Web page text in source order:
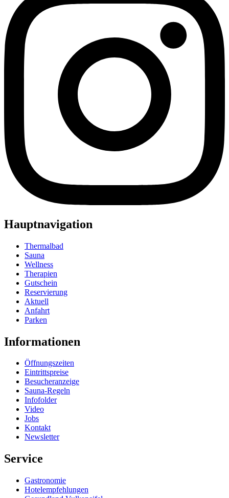
Hauptnavigation
Thermalbad
Sauna
Wellness
Therapien
Gutschein
Reservierung
Aktuell
Anfahrt
Parken
Informationen
Öffnungszeiten
Eintrittspreise
Besucheranzeige
Sauna-Regeln
Infofolder
Video
Jobs
Kontakt
Newsletter
Service
Gastronomie
Hotelempfehlungen